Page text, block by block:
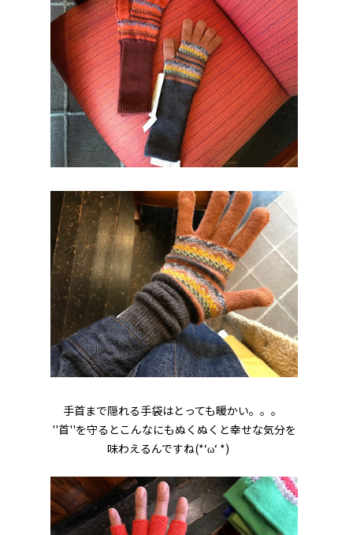
手首まで隠れる手袋はとっても暖かい。。。
''首''を守るとこんなにもぬくぬくと幸せな気分を
味わえるんですね(*‘ω‘ *)